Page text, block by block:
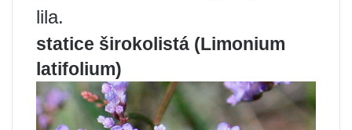
lila.
statice širokolistá (Limonium
latifolium)